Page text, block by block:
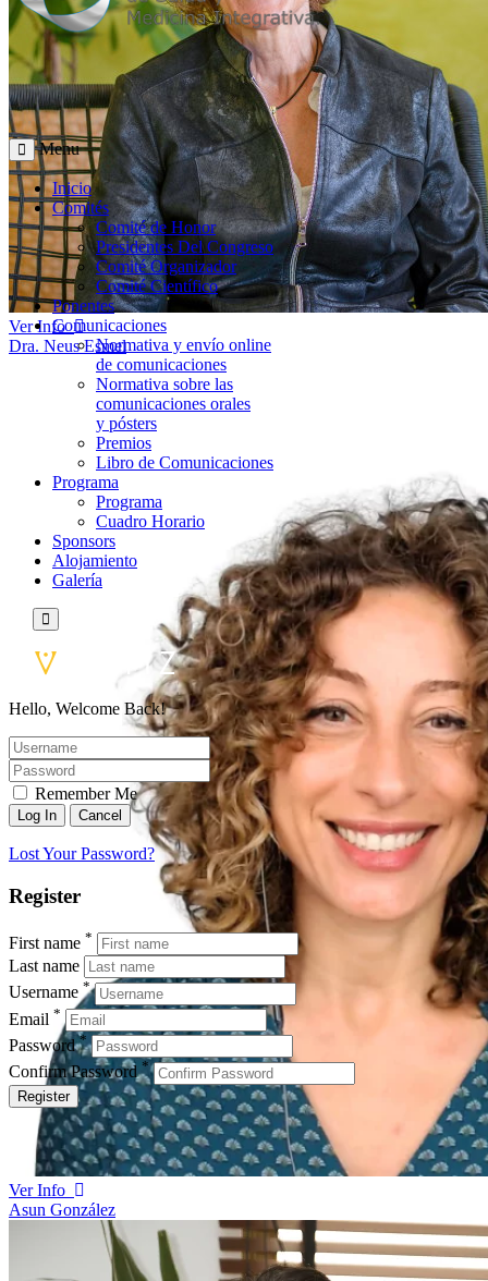
Ver Info
Dra. Neus Esmel
Ver Info
Asun González
Menu
Inicio
Comités
Comité de Honor
Presidentes Del Congreso
Comité Organizador
Comité Científico
Ponentes
Comunicaciones
Normativa y envío online
de comunicaciones
Normativa sobre las
comunicaciones orales
y pósters
Premios
Libro de Comunicaciones
Programa
Programa
Cuadro Horario
Sponsors
Alojamiento
Galería
Hello, Welcome Back!
Remember Me
Lost Your Password?
Register
First name *
Last name
Username *
Email *
Password *
Confirm Password *
Register